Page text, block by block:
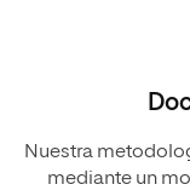
Nuestra
mediante un